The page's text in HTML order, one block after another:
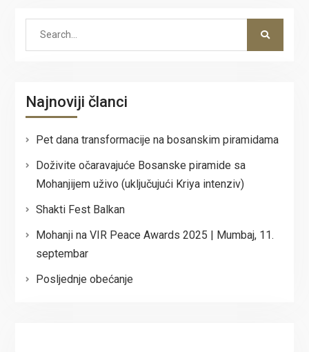
Najnoviji članci
Pet dana transformacije na bosanskim piramidama
Doživite očaravajuće Bosanske piramide sa
Mohanjijem uživo (uključujući Kriya intenziv)
Shakti Fest Balkan
Mohanji na VIR Peace Awards 2025 | Mumbaj, 11.
septembar
Posljednje obećanje